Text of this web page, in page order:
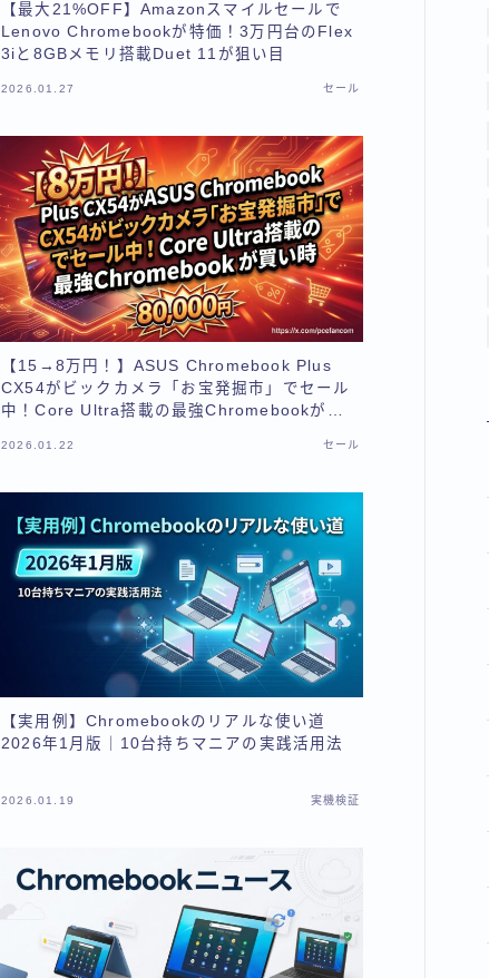
【最大21%OFF】Amazonスマイルセールで
Lenovo Chromebookが特価！3万円台のFlex
3iと8GBメモリ搭載Duet 11が狙い目
2026.01.27 セール
【15→8万円！】ASUS Chromebook Plus
CX54がビックカメラ「お宝発掘市」でセール
中！Core Ultra搭載の最強Chromebookが買
2026.01.22 セール
【実用例】Chromebookのリアルな使い道
2026年1月版｜10台持ちマニアの実践活用法
2026.01.19 実機検証